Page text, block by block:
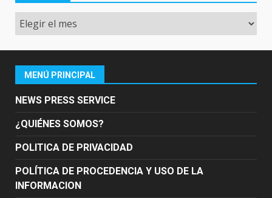
Archivo
MENÚ PRINCIPAL
NEWS PRESS SERVICE
¿QUIÉNES SOMOS?
POLITICA DE PRIVACIDAD
POLÍTICA DE PROCEDENCIA Y USO DE LA
INFORMACION